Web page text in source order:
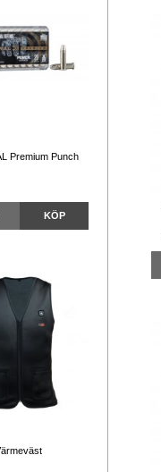
Premium Punch
KÖP